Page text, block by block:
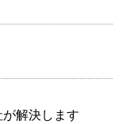
解決します